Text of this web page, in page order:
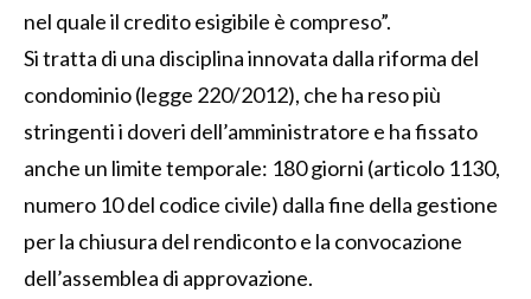
nel quale il credito esigibile è compreso”.
Si tratta di una disciplina innovata dalla riforma del
condominio (legge 220/2012), che ha reso più
stringenti i doveri dell’amministratore e ha fissato
anche un limite temporale: 180 giorni (articolo 1130,
numero 10 del codice civile) dalla fine della gestione
per la chiusura del rendiconto e la convocazione
dell’assemblea di approvazione.